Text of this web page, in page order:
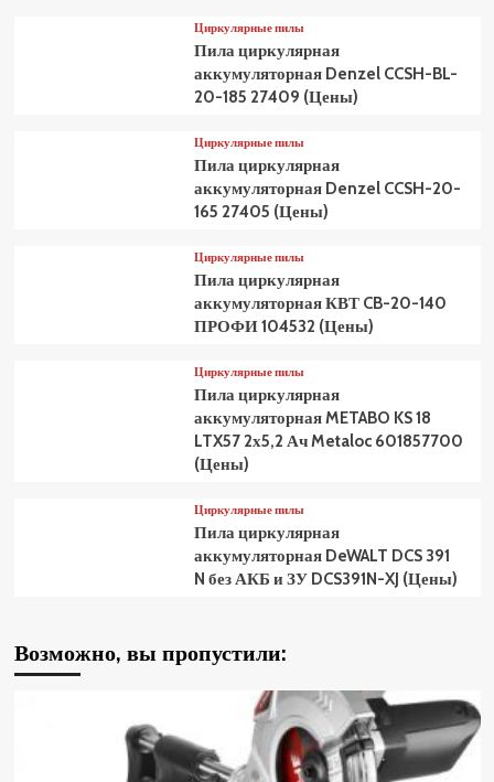
Циркулярные пилы
Пила циркулярная
аккумуляторная Denzel CCSH-BL-
20-185 27409 (Цены)
Циркулярные пилы
Пила циркулярная
аккумуляторная Denzel CCSH-20-
165 27405 (Цены)
Циркулярные пилы
Пила циркулярная
аккумуляторная КВТ CB-20-140
ПРОФИ 104532 (Цены)
Циркулярные пилы
Пила циркулярная
аккумуляторная METABO KS 18
LTX57 2х5,2 Ач Metaloc 601857700
(Цены)
Циркулярные пилы
Пила циркулярная
аккумуляторная DeWALT DCS 391
N без АКБ и ЗУ DCS391N-XJ (Цены)
Возможно, вы пропустили: